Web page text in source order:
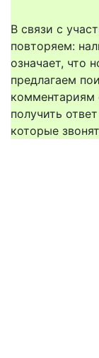
В связи с
повторяем:
означает, что
предлагаем
получить
которые